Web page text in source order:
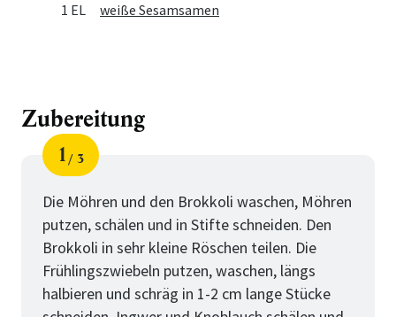
1 EL
weiße Sesamsamen
Zubereitung
Schritt
1
von
3
Die Möhren und den Brokkoli waschen, Möhren
putzen, schälen und in Stifte schneiden. Den
Brokkoli in sehr kleine Röschen teilen. Die
Frühlingszwiebeln putzen, waschen, längs
halbieren und schräg in 1-2 cm lange Stücke